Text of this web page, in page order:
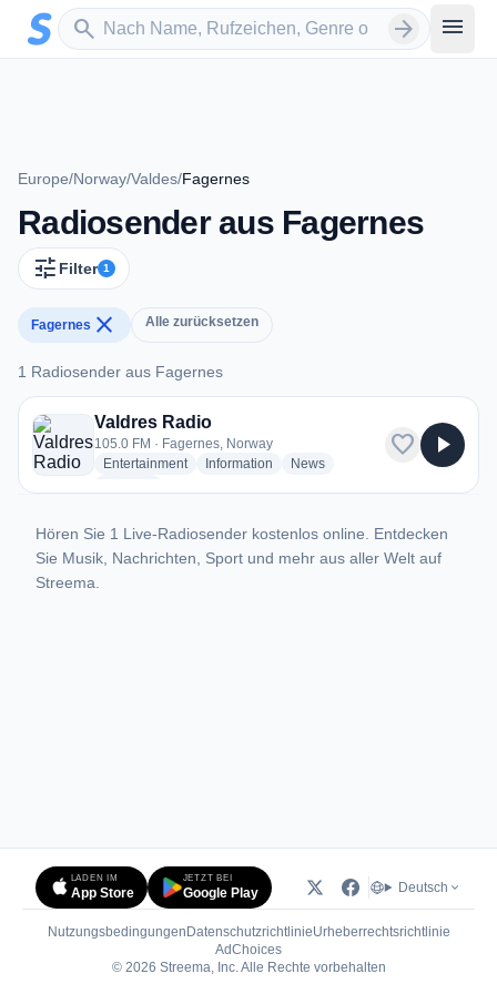
Zum Hauptinhalt springen
search
Sender suchen arrow_forward menu
Europe/Norway/Valdes/Fagernes
Radiosender aus Fagernes
tune Filter 1
Fagernes close Alle zurücksetzen
1 Radiosender aus Fagernes
1 Radiosender aus Fagernes
Valdres Radio
105.0 FM · Fagernes, Norway
Entertainmentradio stations
Information radio stations
Newsradio stations
favorite play_arrow
Hören Sie 1 Live-Radiosender kostenlos online. Entdecken
Sie Musik, Nachrichten, Sport und mehr aus aller Welt auf
Streema.
LADEN IM
App Store
JETZT BEI
Google Play Deutsch
Nutzungsbedingungen DatenschutzrichtlinieUrheberrechtsrichtlinie
AdChoices(öffnet in neuem Tab)
© 2026 Streema, Inc. Alle Rechte vorbehalten